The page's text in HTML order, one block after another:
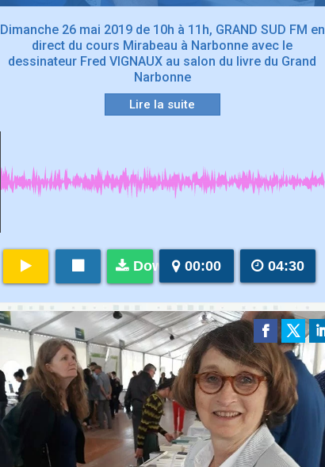
Dimanche 26 mai 2019 de 10h à 11h, GRAND SUD FM en
direct du cours Mirabeau à Narbonne avec le
dessinateur Fred VIGNAUX au salon du livre du Grand
Narbonne
Lire la suite
Download00:00 04:30